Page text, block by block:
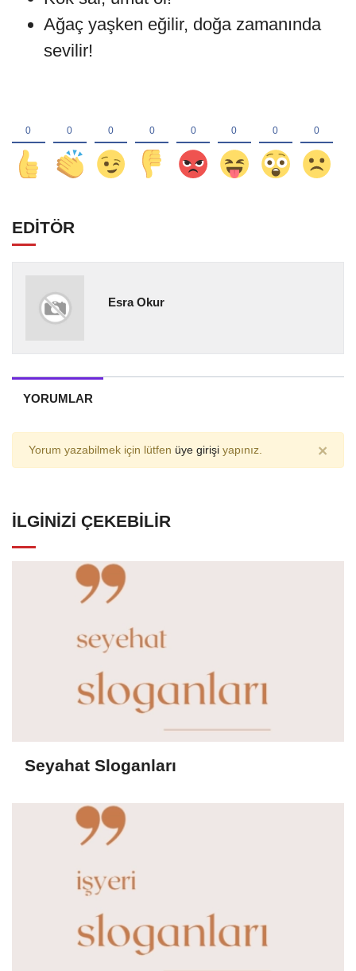
Ağaç yaşken eğilir, doğa zamanında
sevilir!
EDİTÖR
Esra Okur
YORUMLAR
Yorum yazabilmek için lütfen üye girişi yapınız. ×
İLGINIZI ÇEKEBILIR
Seyahat Sloganları